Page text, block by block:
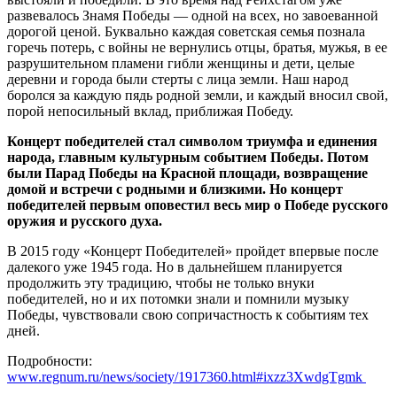
развевалось Знамя Победы — одной на всех, но завоеванной
дорогой ценой. Буквально каждая советская семья познала
горечь потерь, с войны не вернулись отцы, братья, мужья, в ее
разрушительном пламени гибли женщины и дети, целые
деревни и города были стерты с лица земли. Наш народ
боролся за каждую пядь родной земли, и каждый вносил свой,
порой непосильный вклад, приближая Победу.
Концерт победителей стал символом триумфа и единения
народа, главным культурным событием Победы. Потом
были Парад Победы на Красной площади, возвращение
домой и встречи с родными и близкими. Но концерт
победителей первым оповестил весь мир о Победе русского
оружия и русского духа.
В 2015 году «Концерт Победителей» пройдет впервые после
далекого уже 1945 года. Но в дальнейшем планируется
продолжить эту традицию, чтобы не только внуки
победителей, но и их потомки знали и помнили музыку
Победы, чувствовали свою сопричастность к событиям тех
дней.
Подробности:
www.regnum.ru/news/society/1917360.html#ixzz3XwdgTgmk